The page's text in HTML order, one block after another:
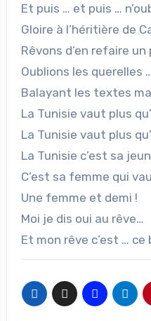
Et puis … et puis …
Gloire à l’héritière de
Rêvons d’en refaire un
Oublions les querelles
Balayant les textes
La Tunisie vaut plus
La Tunisie vaut plus
La Tunisie c’est sa
C’est sa femme qui
Une femme et demi !
Moi je dis oui au rêve…
Et mon rêve c’est … ce